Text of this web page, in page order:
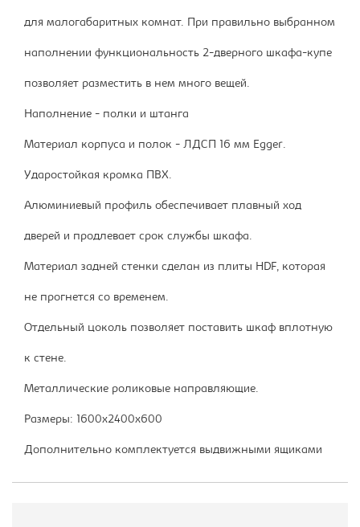
для малогабаритных комнат. При правильно выбранном
наполнении функциональность 2-дверного шкафа-купе
позволяет разместить в нем много вещей.
Наполнение - полки и штанга
Материал корпуса и полок - ЛДСП 16 мм Egger.
Ударостойкая кромка ПВХ.
Алюминиевый профиль обеспечивает плавный ход
дверей и продлевает срок службы шкафа.
Материал задней стенки сделан из плиты HDF, которая
не прогнется со временем.
Отдельный цоколь позволяет поставить шкаф вплотную
к стене.
Металлические роликовые направляющие.
Размеры: 1600х2400х600
Дополнительно комплектуется выдвижными ящиками